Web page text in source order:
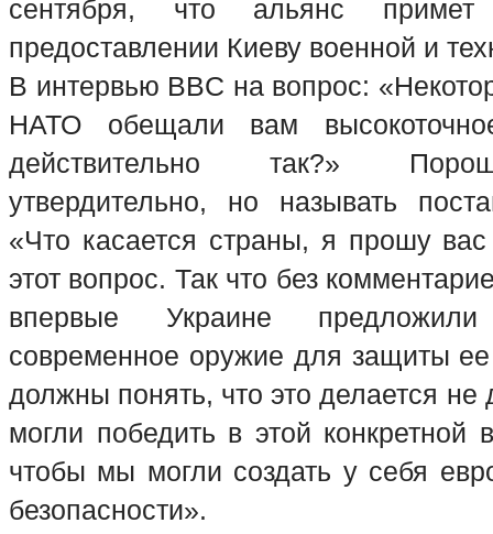
сентября, что альянс
предоставлении Киеву военной и
В интервью BBC на вопрос:
НАТО обещали вам
действительно так?»
утвердительно, но называть
«Что касается страны, я прошу вас
этот вопрос. Так что без
впервые Украине предложили
современное оружие для защиты
должны понять, что это делается не
могли победить в этой конкретной
чтобы мы могли создать у себя
безопасности».